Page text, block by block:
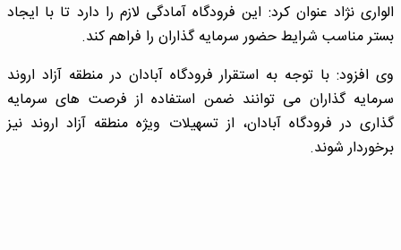
الواری نژاد عنوان کرد: این فرودگاه آمادگی لازم را دارد تا با ایجاد
بستر مناسب شرایط حضور سرمایه گذاران را فراهم کند.
وی افزود: با توجه به استقرار فرودگاه آبادان در منطقه آزاد اروند
سرمایه گذاران می توانند ضمن استفاده از فرصت های سرمایه
گذاری در فرودگاه آبادان، از تسهیلات ویژه منطقه آزاد اروند نیز
برخوردار شوند.